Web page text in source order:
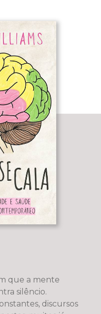
que a mente
silêncio.
discursos